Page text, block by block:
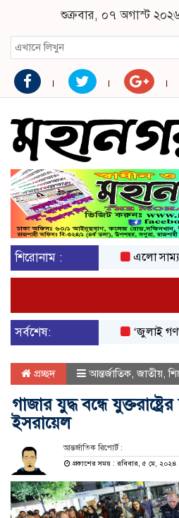
শুক্রবার, ০৭ অগাস্ট
শিরোনাম : এলো সাম্য
সর্বশেষ:
‘জুলাই
প্রচ্ছদ আন্তর্জাতিক,জাতীয়,
গাজার যুদ্ধ বন্ধে
ইসরায়েল
আন্তর্জাতিক রিপোর্ট :
প্রকাশের সময় : রবিবার, ৫ মে, ২০২৪